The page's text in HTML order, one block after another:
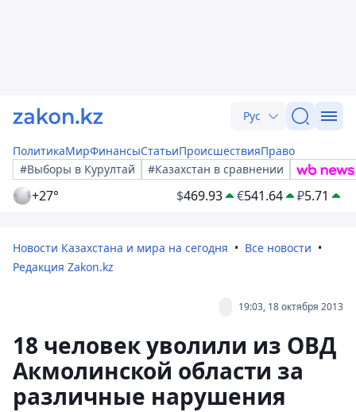
Рус
ПолитикаМирФинансыСтатьиПроисшествияПраво
#Выборы в Курултай
#Казахстан в сравнении
+27° $469.93 €541.64 ₽5.71
Новости Казахстана и мира на сегодня
Все новости
Редакция Zakon.kz
19:03, 18 октября 2013
18 человек уволили из ОВД
Акмолинской области за
различные нарушения